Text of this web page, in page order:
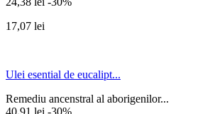
17,07 lei
Ulei esential de eucalipt...
Remediu ancenstral al aborigenilor...
40,91 lei -30%